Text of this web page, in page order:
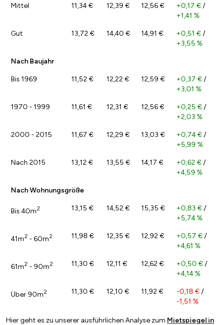
Mittel 11,34 € 12,39 € 12,56 € +0,17 € /
+1,41 %
Gut 13,72 € 14,40 € 14,91 € +0,51 € /
+3,55 %
Nach Baujahr
Bis 1969 11,52 € 12,22 € 12,59 € +0,37 € /
+3,01 %
1970 - 1999 11,61 € 12,31 € 12,56 € +0,25 € /
+2,03 %
2000 - 2015 11,67 € 12,29 € 13,03 € +0,74 € /
+5,99 %
Nach 2015 13,12 € 13,55 € 14,17 € +0,62 € /
+4,59 %
Nach Wohnungsgröße
Bis 40m2 13,15 € 14,52 € 15,35 € +0,83 € /
+5,74 %
41m2 - 60m2 11,98 € 12,35 € 12,92 € +0,57 € /
+4,61 %
61m2 - 90m2 11,30 € 12,11 € 12,62 € +0,50 € /
+4,14 %
Über 90m2 11,30 € 12,10 € 11,92 € -0,18 € /
-1,51 %
Hier geht es zu unserer ausführlichen Analyse zum Mietspiegel in